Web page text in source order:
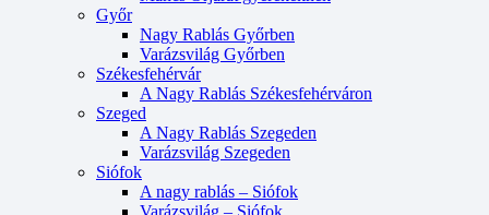
Győr
Nagy Rablás Győrben
Varázsvilág Győrben
Székesfehérvár
A Nagy Rablás Székesfehérváron
Szeged
A Nagy Rablás Szegeden
Varázsvilág Szegeden
Siófok
A nagy rablás – Siófok
Varázsvilág – Siófok